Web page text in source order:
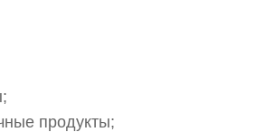
продукты;